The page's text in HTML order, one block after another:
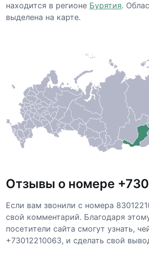
находится в регионе Бурятия.
выделена на карте.
Отзывы о номере
Если вам звонили с номера
свой комментарий. Благодаря
посетители сайта смогут узнать,
+73012210063, и сделать свой